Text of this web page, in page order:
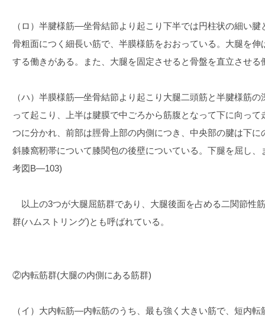
（ロ）半腱様筋―坐骨結節より起こり下半では円柱状の細い
骨粗面につく細長い筋で、半膜様筋をおおっている。大腿を
する働きがある。また、大腿を固定させると骨盤を直立させ
（ハ）半膜様筋―坐骨結節より起こり大腿二頭筋と半腱様筋
って起こり、上半は腱膜で中ごろから筋腹となって下に向っ
つに分かれ、前部は脛骨上部の内側につき、中央部の腱は下
斜膝窩靭帯について膝関包の後壁についている。下腿を屈し
考図B―103)
以上の3つが大腿屈筋群であり、大腿後面を占める二関節性
群(ハムストリング)とも呼ばれている。
②内転筋群(大腿の内側にある筋群)
（イ）大内転筋―内転筋のうち、最も強く大きい筋で、短内